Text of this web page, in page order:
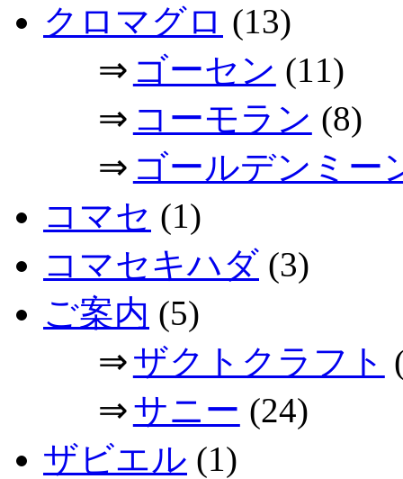
クロマグロ (13)
⇒ ゴーセン (11)
⇒ コーモラン (8)
⇒ ゴールデンミー
コマセ (1)
コマセキハダ (3)
ご案内 (5)
⇒ザクトクラフト
⇒サニー (24)
ザビエル (1)